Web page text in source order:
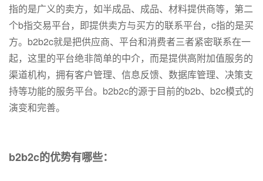
指的是广义的卖方，如半成品、成品、材料提供商等，第二
个b指交易平台，即提供卖方与买方的联系平台，c指的是买
方。b2b2c就是把供应商、平台和消费者三者紧密联系在一
起，这里的平台绝非简单的中介，而是提供高附加值服务的
渠道机构，拥有客户管理、信息反馈、数据库管理、决策支
持等功能的服务平台。b2b2c的源于目前的b2b、b2c模式的
演变和完善。
b2b2c的优势有哪些：